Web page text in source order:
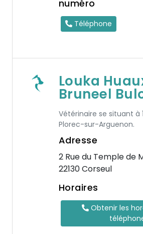
numéro
Téléphone
Louka
Bruneel
Vétérinaire se situant à
Plorec-sur-Arguenon.
Adresse
2 Rue du Temple de
22130 Corseul
Horaires
Obtenir les